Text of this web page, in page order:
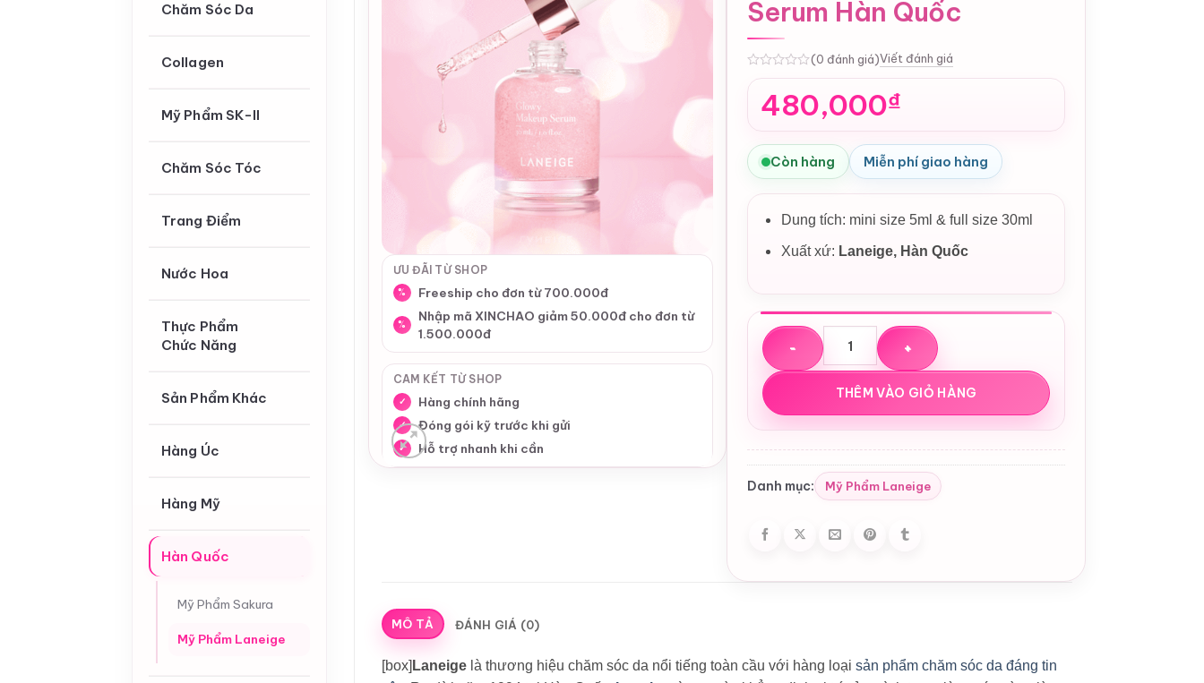
Chăm Sóc Da
Collagen
Mỹ Phẩm SK-II
Chăm Sóc Tóc
Trang Điểm
Nước Hoa
Thực Phẩm
Chức Năng
Sản Phẩm Khác
Hàng Úc
Hàng Mỹ
Hàn Quốc
Mỹ Phẩm Sakura
Mỹ Phẩm Laneige
ƯU ĐÃI TỪ SHOP
% Freeship cho đơn từ 700.000đ
%
Nhập mã XINCHAO giảm 50.000đ cho đơn từ
1.500.000đ
CAM KẾT TỪ SHOP
✓ Hàng chính hãng
✓ Đóng gói kỹ trước khi gửi
✓ Hỗ trợ nhanh khi cần
Serum Hàn Quốc
(0 đánh giá)Viết đánh giá
480,000₫
Còn hàng Miễn phí giao hàng
Dung tích: mini size 5ml & full size 30ml
Xuất xứ: Laneige, Hàn Quốc
Tinh chất lót trang điểm Laneige Glowy Makeup Serum Hàn Quốc
THÊM VÀO GIỎ HÀNG
Danh mục: Mỹ Phẩm Laneige
MÔ TẢ ĐÁNH GIÁ (0)
[box] Laneigelà thương hiệu chăm sóc da nổi tiếng toàn cầu với hàng loại sản phẩm chăm sóc da đáng tin